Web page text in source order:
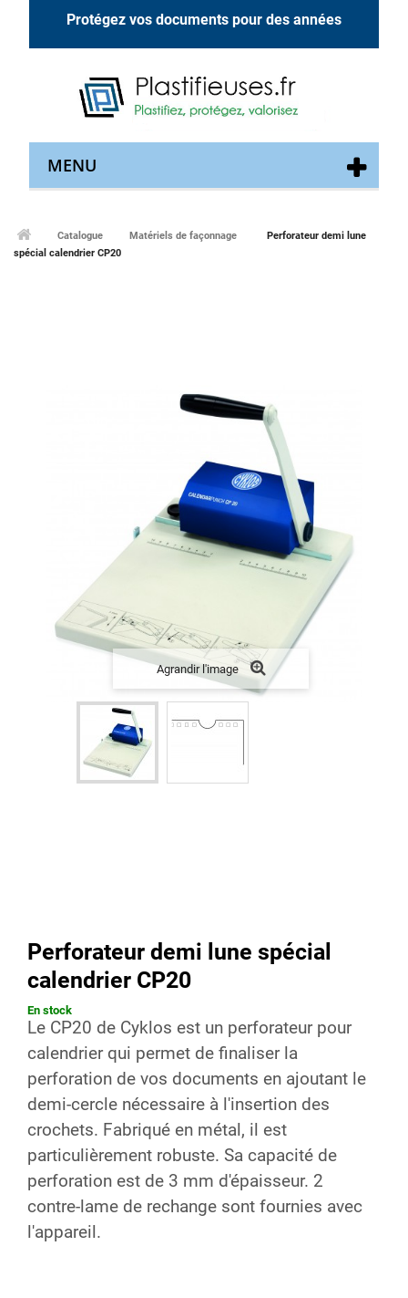
Protégez vos documents pour des années
MENU
Catalogue Matériels de façonnage
Perforateur demi lune
spécial calendrier CP20
Agrandir l'image
Perforateur demi lune spécial
calendrier CP20
En stock
Le CP20 de Cyklos est un perforateur pour
calendrier qui permet de finaliser la
perforation de vos documents en ajoutant le
demi-cercle nécessaire à l'insertion des
crochets. Fabriqué en métal, il est
particulièrement robuste. Sa capacité de
perforation est de 3 mm d'épaisseur. 2
contre-lame de rechange sont fournies avec
l'appareil.